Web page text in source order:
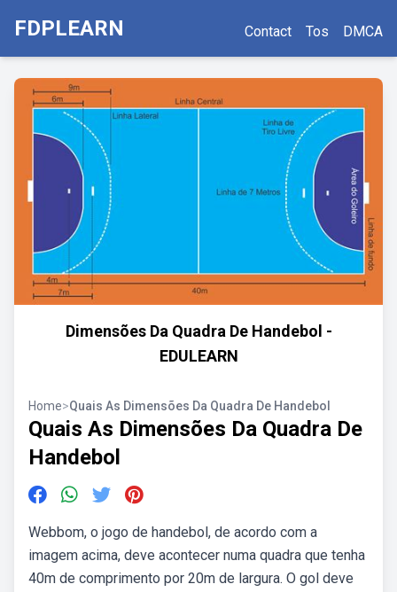
FDPLEARN Contact Tos DMCA
Dimensões Da Quadra De Handebol -
EDULEARN
Home>Quais As Dimensões Da Quadra De Handebol
Quais As Dimensões Da Quadra De
Handebol
Webbom, o jogo de handebol, de acordo com a
imagem acima, deve acontecer numa quadra que tenha
40m de comprimento por 20m de largura. O gol deve